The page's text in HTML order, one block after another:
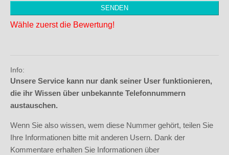
Wähle zuerst die Bewertung!
Info:
Unsere Service kann nur dank seiner User funktionieren,
die ihr Wissen über unbekannte Telefonnummern
austauschen.
Wenn Sie also wissen, wem diese Nummer gehört, teilen Sie
Ihre Informationen bitte mit anderen Usern. Dank der
Kommentare erhalten Sie Informationen über